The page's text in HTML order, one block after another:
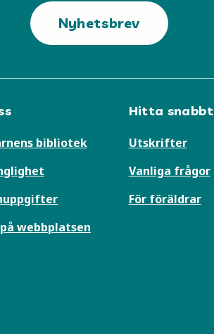
Nyhetsbrev
bibliotek
webbplatsen
Hitta snabbt
Utskrifter
Vanliga frågor
För föräldrar